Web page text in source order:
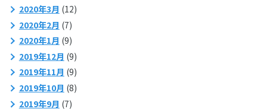
2020年3月 (12)
2020年2月 (7)
2020年1月 (9)
2019年12月 (9)
2019年11月 (9)
2019年10月 (8)
2019年9月 (7)